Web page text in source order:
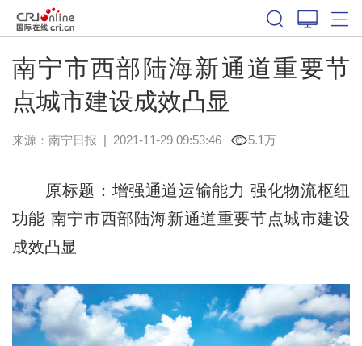
南宁市西部陆海新通道重要节
点城市建设成效凸显
来源： 南宁日报 | 2021-11-29 09:53:46 5.1万
原标题：增强通道运输能力 强化物流枢纽
功能 南宁市西部陆海新通道重要节点城市建设
成效凸显